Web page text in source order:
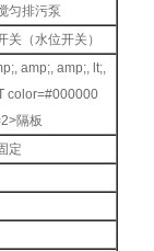
匀排污泵
关（水位开关）
amp;, amp;, lt;,
color=#000000
隔板
定